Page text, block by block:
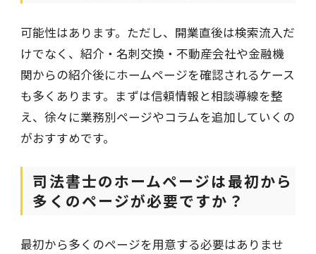
可能性はあります。ただし、開業直後は検索流入だ
けでなく、紹介・名刺交換・不動産会社や金融機
関からの紹介後にホームページを確認されるケース
も多くあります。まずは信頼情報と相談導線を整
え、徐々に業務別ページやコラムを追加していくの
がおすすめです。
司法書士のホームページは最初から
多くのページが必要ですか？
最初から多くのページを用意する必要はありませ